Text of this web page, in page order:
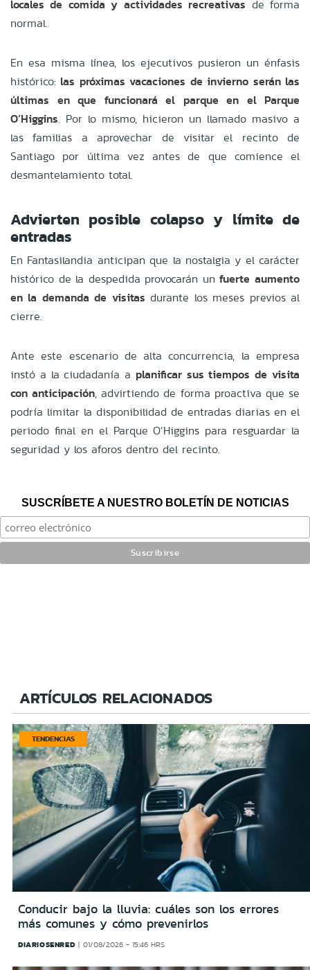
locales de comida y actividades recreativas de forma
normal.
En esa misma línea, los ejecutivos pusieron un énfasis
histórico: las próximas vacaciones de invierno serán las
últimas en que funcionará el parque en el Parque
O’Higgins. Por lo mismo, hicieron un llamado masivo a
las familias a aprovechar de visitar el recinto de
Santiago por última vez antes de que comience el
desmantelamiento total.
Advierten posible colapso y límite de
entradas
En Fantasilandia anticipan que la nostalgia y el carácter
histórico de la despedida provocarán unfuerte aumento
en la demanda de visitas durante los meses previos al
cierre.
Ante este escenario de alta concurrencia, la empresa
instó a la ciudadanía a planificar sus tiempos de visita
con anticipación, advirtiendo de forma proactiva que se
podría limitar la disponibilidad de entradas diarias en el
periodo final en el Parque O’Higgins para resguardar la
seguridad y los aforos dentro del recinto.
SUSCRÍBETE A NUESTRO BOLETÍN DE NOTICIAS
ARTÍCULOS RELACIONADOS
TENDENCIAS
Conducir bajo la lluvia: cuáles son los errores
más comunes y cómo prevenirlos
DIARIOSENRED 01/08/2026 - 15:46 HRS